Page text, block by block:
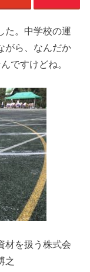
た。中学校の運
がら、なんだか
ですけどね。
材を扱う株式会
之